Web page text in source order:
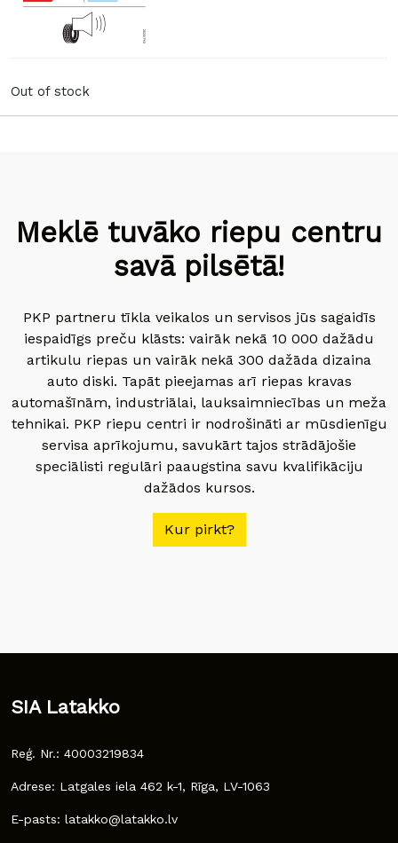
Out of stock
Meklē tuvāko riepu centru
savā pilsētā!
PKP partneru tīkla veikalos un servisos jūs sagaidīs
iespaidīgs preču klāsts: vairāk nekā 10 000 dažādu
artikulu riepas un vairāk nekā 300 dažāda dizaina
auto diski. Tapāt pieejamas arī riepas kravas
automašīnām, industriālai, lauksaimniecības un meža
tehnikai. PKP riepu centri ir nodrošināti ar mūsdienīgu
servisa aprīkojumu, savukārt tajos strādājošie
speciālisti regulāri paaugstina savu kvalifikāciju
dažādos kursos.
Kur pirkt?
SIA Latakko
Reģ. Nr.: 40003219834
Adrese: Latgales iela 462 k-1, Rīga, LV-1063
E-pasts: latakko@latakko.lv